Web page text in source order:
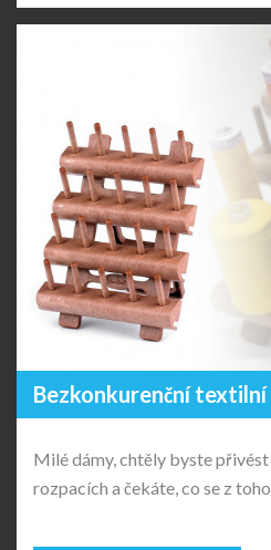
Bezkonkurenční
Milé dámy, chtěly byste
rozpacích a čekáte, co se z